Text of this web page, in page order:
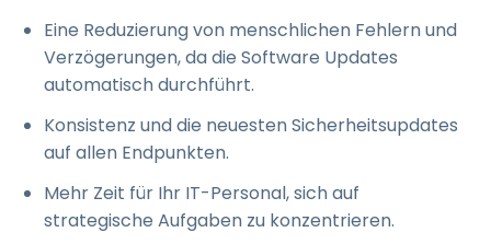
Eine Reduzierung von menschlichen Fehlern und
Verzögerungen, da die Software Updates
automatisch durchführt.
Konsistenz und die neuesten Sicherheitsupdates
auf allen Endpunkten.
Mehr Zeit für Ihr IT-Personal, sich auf
strategische Aufgaben zu konzentrieren.